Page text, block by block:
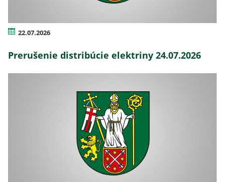
22.07.2026
Prerušenie distribúcie elektriny 24.07.2026